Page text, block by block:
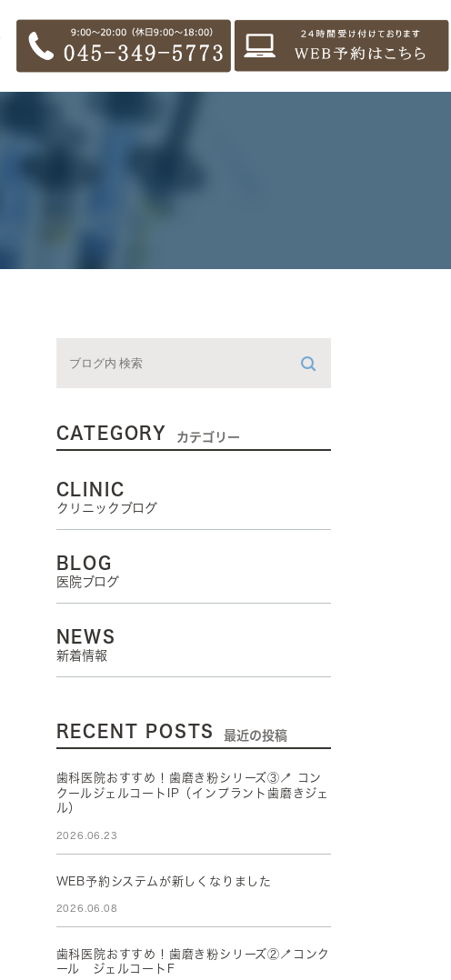
CATEGORY カテゴリー
CLINIC
クリニックブログ
BLOG
医院ブログ
NEWS
新着情報
RECENT POSTS 最近の投稿
歯科医院おすすめ！歯磨き粉シリーズ③🪥 コン
クールジェルコートIP（インプラント歯磨きジェ
ル）
2026.06.23
WEB予約システムが新しくなりました
2026.06.08
歯科医院おすすめ！歯磨き粉シリーズ②🪥コンク
ール ジェルコートF